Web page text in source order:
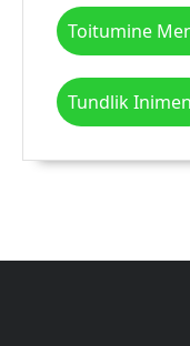
Toitumine
Tundlik